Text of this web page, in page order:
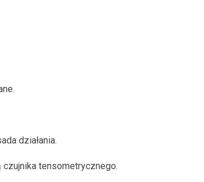
działania.
czujnika tensometrycznego.